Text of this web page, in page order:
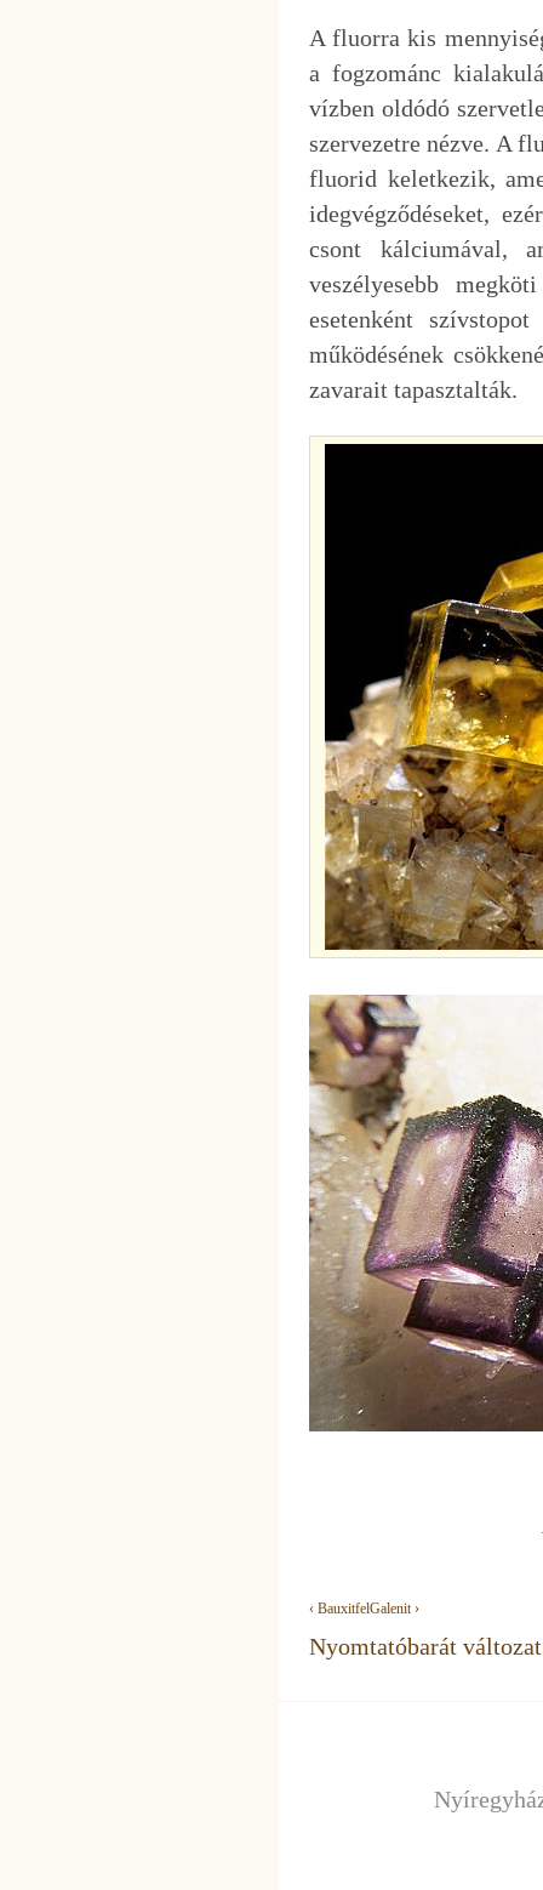
A fluorra kis
a fogzománc
vízben oldódó
szervezetre nézve. A
fluorid keletkezik,
idegvégződéseket,
csont kálciumával,
veszélyesebb
esetenként
működésének
zavarait tapasztalták.
‹ BauxitfelGalenit ›
Nyomtatóbarát változat